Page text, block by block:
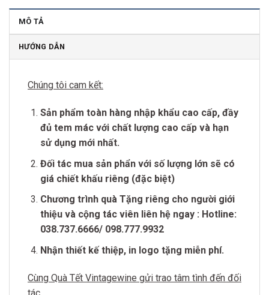
MÔ TẢ
HƯỚNG DẪN
Chúng tôi cam kết:
Sản phẩm toàn hàng nhập khẩu cao cấp, đầy
đủ tem mác với chất lượng cao cấp và hạn
sử dụng mới nhất.
Đối tác mua sản phẩn với số lượng lớn sẽ có
giá chiết khấu riêng (đặc biệt)
Chương trình quà Tặng riêng cho người giới
thiệu và cộng tác viên liên hệ ngay : Hotline:
038.737.6666/ 098.777.9932
Nhận thiết kế thiệp, in logo tặng miễn phí.
Cùng Quà Tết Vintagewine gửi trao tâm tình đến đối